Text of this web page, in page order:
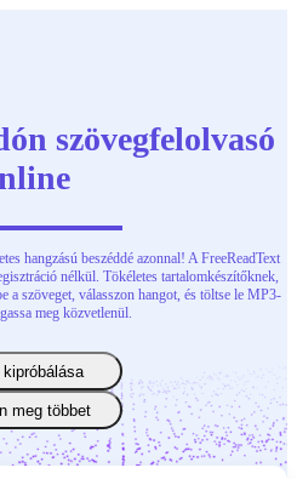
szövegfelolvasó
hangzású beszéddé azonnal! A FreeReadText
nélkül. Tökéletes tartalomkészítőknek,
a szöveget, válasszon hangot, és töltse le MP3-
meg közvetlenül.
meg többet